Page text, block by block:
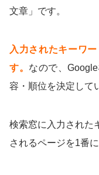
文章」です。
入力されたキーワ
す。 なので、
容・順位を決定して
検索窓に入力された
されるページを1番